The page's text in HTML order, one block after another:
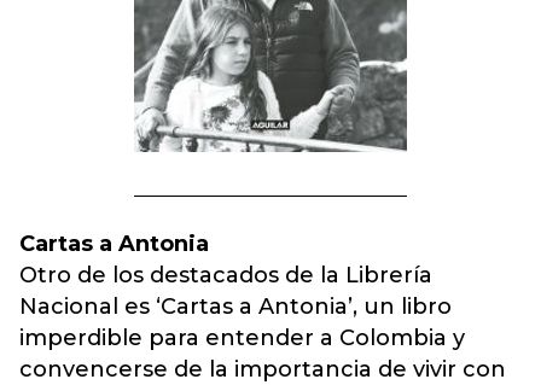
Cartas a Antonia
Otro de los destacados de la Librería
Nacional es ‘Cartas a Antonia’, un libro
imperdible para entender a Colombia y
convencerse de la importancia de vivir con